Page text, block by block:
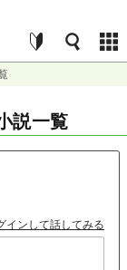
説一覧
インして話してみる